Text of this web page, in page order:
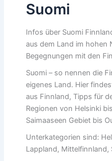
Suomi
Infos über Suomi
aus dem Land im hohen
Begegnungen mit den
Suomi – so nennen die
eigenes Land. Hier
aus Finnland, Tipps für
Regionen von Helsinki
Saimaaseen Gebiet bis
Unterkategorien sind:
Lappland, Mittelfinnland,